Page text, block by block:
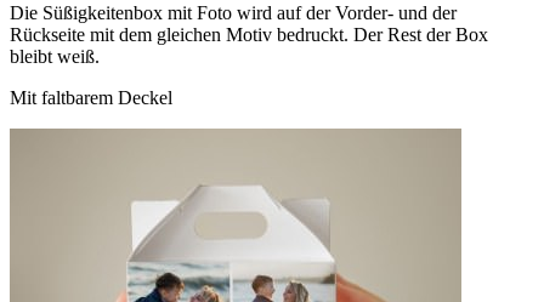
Die Süßigkeitenbox mit Foto wird auf der Vorder- und der
Rückseite mit dem gleichen Motiv bedruckt. Der Rest der Box
bleibt weiß.
Mit faltbarem Deckel